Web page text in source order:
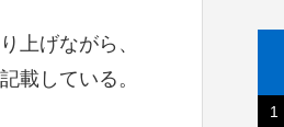
上げながら、
載している。
1